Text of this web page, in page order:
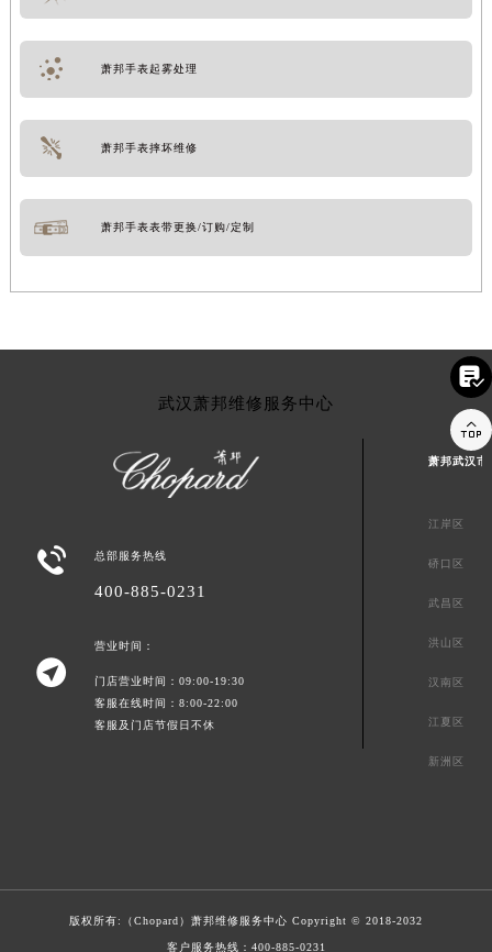
萧邦手表起雾处理
萧邦手表摔坏维修
萧邦手表表带更换/订购/定制
武汉萧邦维修服务中心
 总部服务热线
400-885-0231

营业时间：
门店营业时间：09:00-19:30
客服在线时间：8:00-22:00
客服及门店节假日不休
萧邦武汉市
江岸区
硚口区
武昌区
洪山区
汉南区
江夏区
新洲区
版权所有:（Chopard） 萧邦维修服务中心 Copyright © 2018-2032
客户服务热线： 400-885-0231

